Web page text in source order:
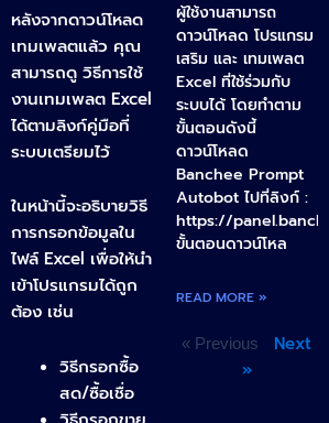
หลังจากดาวน์โหลด
เทมเพลตแล้ว คุณ
สามารถดู วิธีการใช้
งานเทมเพลต Excel
ได้ตามลิงก์คู่มือที่
ระบบเตรียมไว้
ในหน้านี้จะอธิบายวิธี
การกรอกข้อมูลใน
ไฟล์ Excel เพื่อให้นำ
เข้าโปรแกรมได้ถูก
ต้อง เช่น
วิธีกรอกซื้อ
สด/ซื้อเชื่อ
ผู้ใช้งานสามารถ
ดาวน์โหลด โปรแกรม
เสริม และ เทมเพลต
Excel ที่ใช้ร่วมกับ
ระบบได้ โดยทำตาม
ขั้นตอนดังนี้
ดาวน์โหลด
Banchee Prompt
Autobot ไปที่ลิงก์ :
https://
ขั้นตอนดาวน์โหล
READ MORE »
« Previous
Next
»